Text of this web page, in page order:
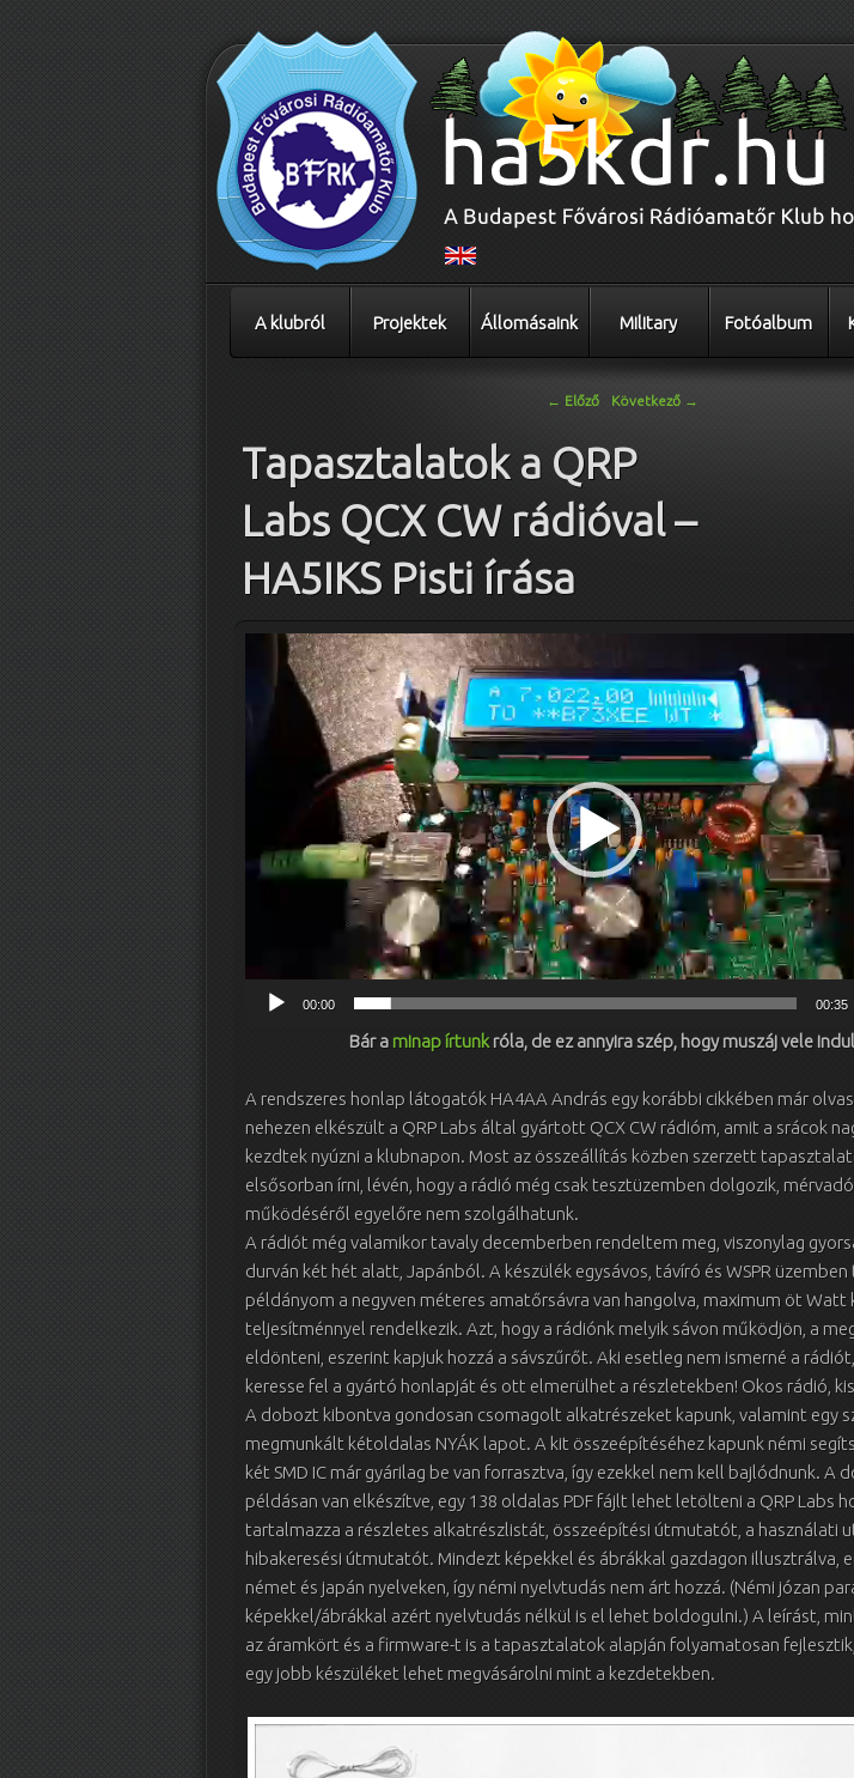
A klubról Projektek Állomásaink Military Fotóalbum
← Előző Következő →
Tapasztalatok a QRP
Labs QCX CW rádióval –
HA5IKS Pisti írása
Videólejátszó
00:00 00:35
Bár a minap írtunkróla, de ez annyira szép, hogy muszáj vele
A rendszeres honlap látogatók HA4AA András egy korábbi cikkében már
nehezen elkészült a QRP Labs által gyártott QCX CW rádióm, amit a srácok
kezdtek nyúzni a klubnapon. Most az összeállítás közben szerzett
elsősorban írni, lévén, hogy a rádió még csak tesztüzemben dolgozik,
működéséről egyelőre nem szolgálhatunk.
A rádiót még valamikor tavaly decemberben rendeltem meg, viszonylag
durván két hét alatt, Japánból. A készülék egysávos, távíró és WSPR
példányom a negyven méteres amatőrsávra van hangolva, maximum öt Watt
teljesítménnyel rendelkezik. Azt, hogy a rádiónk melyik sávon működjön, a
eldönteni, eszerint kapjuk hozzá a sávszűrőt. Aki esetleg nem ismerné a
keresse fel a gyártó honlapját és ott elmerülhet a részletekben! Okos rádió,
A dobozt kibontva gondosan csomagolt alkatrészeket kapunk, valamint egy
megmunkált kétoldalas NYÁK lapot. A kit összeépítéséhez kapunk némi
két SMD IC már gyárilag be van forrasztva, így ezekkel nem kell bajlódnunk. A
példásan van elkészítve, egy 138 oldalas PDF fájlt lehet letölteni a QRP Labs
tartalmazza a részletes alkatrészlistát, összeépítési útmutatót, a használati
hibakeresési útmutatót. Mindezt képekkel és ábrákkal gazdagon illusztrálva,
német és japán nyelveken, így némi nyelvtudás nem árt hozzá. (Némi józan
képekkel/ábrákkal azért nyelvtudás nélkül is el lehet boldogulni.) A leírást,
az áramkört és a firmware-t is a tapasztalatok alapján folyamatosan
egy jobb készüléket lehet megvásárolni mint a kezdetekben.